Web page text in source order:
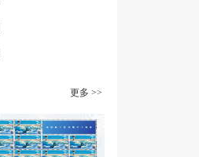
更多 >>